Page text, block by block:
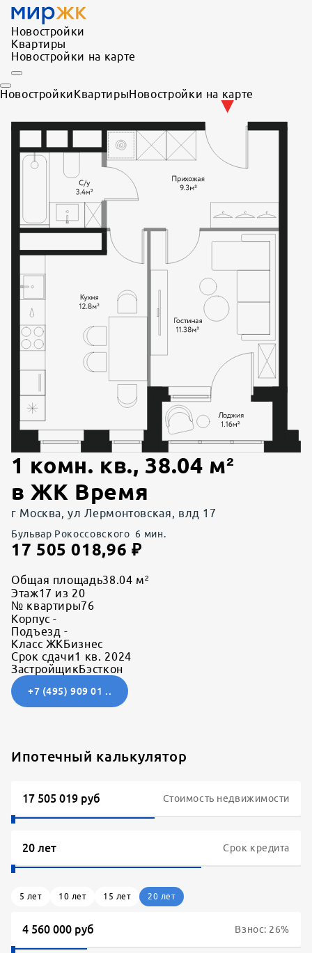
Новостройки
Квартиры
Новостройки на карте
НовостройкиКвартирыНовостройки на карте
1 комн. кв., 38.04 м²
вЖК Время
г Москва, ул Лермонтовская, влд 17
Бульвар Рокоссовского 6 мин.
17 505 018,96 ₽
Общая площадь38.04 м²
Этаж17 из 20
№ квартиры76
Корпус -
Подъезд -
Класс ЖКБизнес
Срок сдачи1 кв. 2024
ЗастройщикБэсткон
+7 (495) 909 01 ..
Ипотечный калькулятор
Стоимость недвижимости
Взнос: 26%
Срок кредита
5 лет 10 лет 15 лет 20 лет